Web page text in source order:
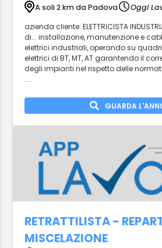
A soli 2 km da Padova
Oggi
azienda cliente: ELETTRICISTA
di... installazione, manutenzione e
elettrici industriali, operando su
elettrici di BT, MT, AT garantendo il
degli impianti nel rispetto delle
....
GUARDA
RETRATTILISTA -
MISCELAZIONE